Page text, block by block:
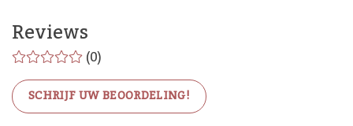
Reviews
(0)
SCHRIJF UW BEOORDELING!